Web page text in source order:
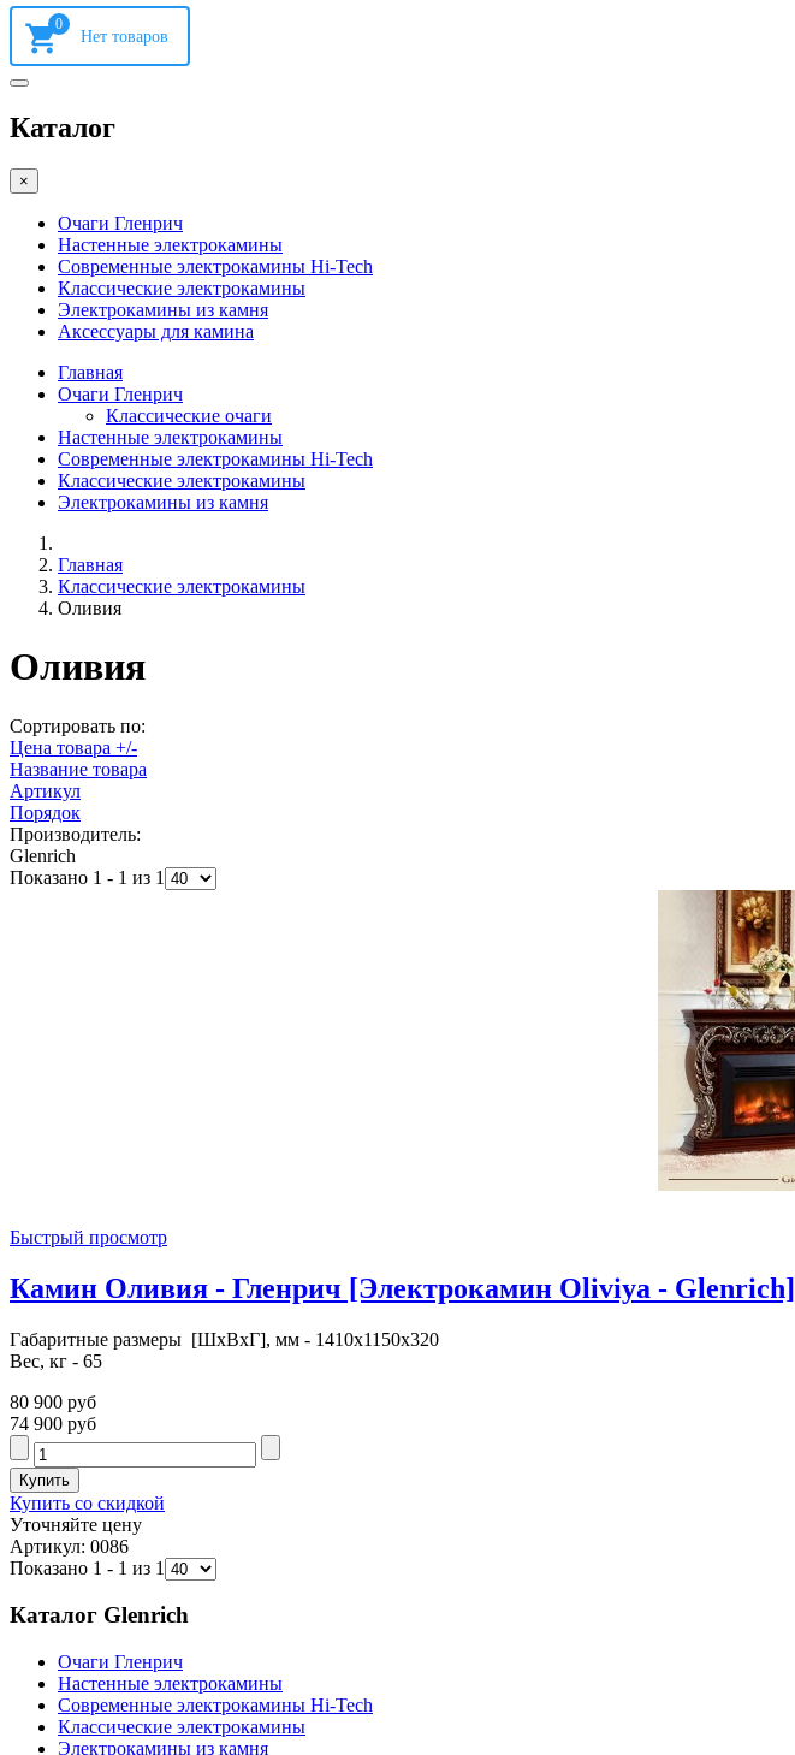
0
Каталог
×
Очаги Гленрич
Настенные электрокамины
Современные электрокамины Hi-Tech
Классические электрокамины
Электрокамины из камня
Аксессуары для камина
Главная
Очаги Гленрич
Классические очаги
Настенные электрокамины
Современные электрокамины Hi-Tech
Классические электрокамины
Электрокамины из камня
Главная
Классические электрокамины
Оливия
Оливия
Сортировать по:
Цена товара +/-
Название товара
Артикул
Порядок
Производитель:
Glenrich
Показано 1 - 1 из 1
Быстрый просмотр
Камин Оливия - Гленрич [Электрокамин Oliviya - Glenrich]
Габаритные размеры [ШxВxГ], мм - 1410x1150x320
Вес, кг - 65
80 900 руб
74 900 руб
Купить со скидкой
Уточняйте цену
Артикул: 0086
Показано 1 - 1 из 1
Каталог Glenrich
Очаги Гленрич
Настенные электрокамины
Современные электрокамины Hi-Tech
Классические электрокамины
Электрокамины из камня